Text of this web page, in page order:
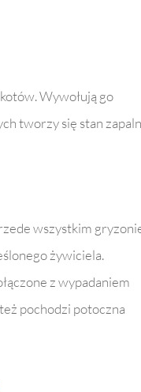
Wywołują go
tworzy się stan
wszystkim
żywiciela.
z wypadaniem
pochodzi potoczna